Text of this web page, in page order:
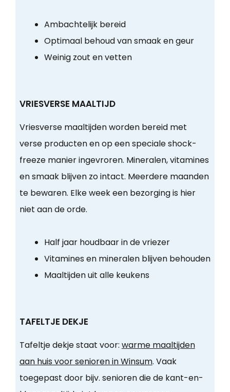
Ambachtelijk bereid
Optimaal behoud van smaak en geur
Weinig zout en vetten
VRIESVERSE MAALTIJD
Vriesverse maaltijden worden bereid met
verse producten en op een speciale shock-
freeze manier ingevroren. Mineralen, vitamines
en smaak blijven zo intact. Meerdere maanden
te bewaren. Elke week een bezorging is hier
niet aan de orde.
Half jaar houdbaar in de vriezer
Vitamines en mineralen blijven behouden
Maaltijden uit alle keukens
TAFELTJE DEKJE
Tafeltje dekje staat voor: warme maaltijden
aan huis voor senioren in Winsum. Vaak
toegepast door bijv. senioren die de kant-en-